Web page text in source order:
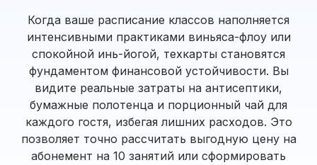
Когда ваше расписание классов наполняется
интенсивными практиками виньяса-флоу или
спокойной инь-йогой, техкарты становятся
фундаментом финансовой устойчивости. Вы
видите реальные затраты на антисептики,
бумажные полотенца и порционный чай для
каждого гостя, избегая лишних расходов. Это
позволяет точно рассчитать выгодную цену на
абонемент на 10 занятий или сформировать